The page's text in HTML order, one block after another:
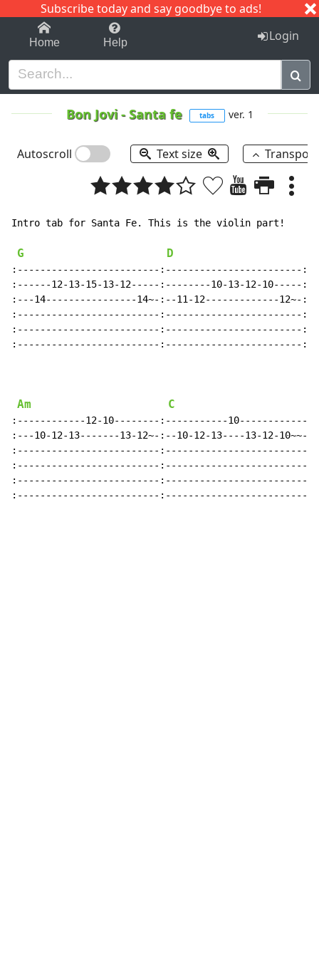
Subscribe today and say goodbye to ads!
1-9 C I J
Home Help Login
Bon Jovi-Santa fe tabs ver. 1
Autoscroll Text size
Intro tab for Santa Fe. This is the violin part!
G D
:-------------------------:------------------------
:------12-13-15-13-12-----:--------10-13-12-
:---14----------------14~-:--11-12-------------12~-:--
:-------------------------:------------------------
:-------------------------:------------------------
:-------------------------:------------------------
Am C
:------------12-10--------:-----------
:---10-12-13-------13-12~-:--10-12-13----13-12-
:-------------------------:-------------------------
:-------------------------:-------------------------
:-------------------------:-------------------------
:-------------------------:-------------------------